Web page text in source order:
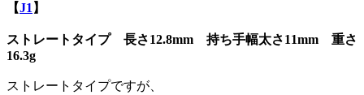
【J1 】
ストレートタイプ 長さ12.8mm 持ち手幅太さ11mm 重さ
16.3g
ストレートタイプですが、